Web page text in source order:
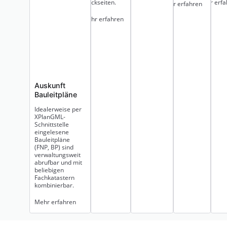
Auskunft
Bauleitpläne
Idealerweise per
XPlanGML-
Schnittstelle
eingelesene
Bauleitpläne
(FNP, BP) sind
verwaltungsweit
abrufbar und mit
beliebigen
Fachkatastern
kombinierbar.
Mehr erfahren
Blockseiten.
Mehr erfahren
Mehr erfahrenMehr